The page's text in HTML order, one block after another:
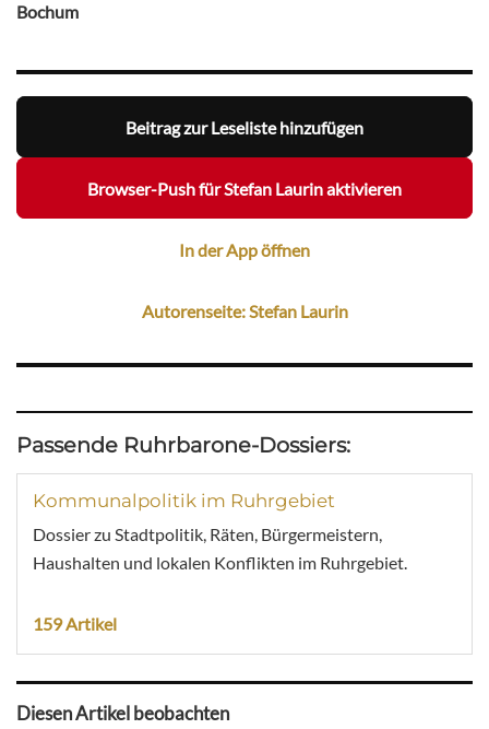
Bochum
Beitrag zur Leseliste hinzufügen
Browser-Push für Stefan Laurin aktivieren
In der App öffnen
Autorenseite: Stefan Laurin
Passende Ruhrbarone-Dossiers:
Kommunalpolitik im Ruhrgebiet
Dossier zu Stadtpolitik, Räten, Bürgermeistern,
Haushalten und lokalen Konflikten im Ruhrgebiet.
159 Artikel
Diesen Artikel beobachten